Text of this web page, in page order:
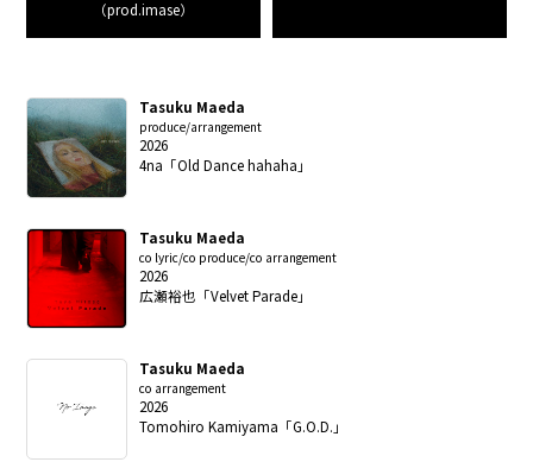
（prod.imase）
Tasuku Maeda
produce/arrangement
2026
4na「Old Dance hahaha」
Tasuku Maeda
co lyric/co produce/co arrangement
2026
広瀬裕也「Velvet Parade」
Tasuku Maeda
co arrangement
2026
Tomohiro Kamiyama「G.O.D.」